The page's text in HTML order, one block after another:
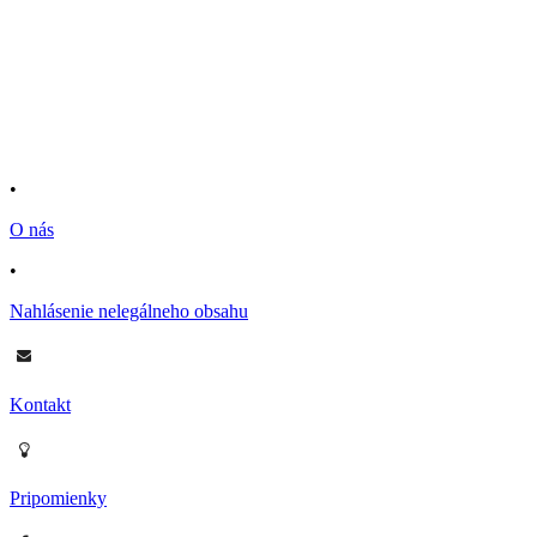
•
O nás
•
Nahlásenie nelegálneho obsahu
Kontakt
Pripomienky